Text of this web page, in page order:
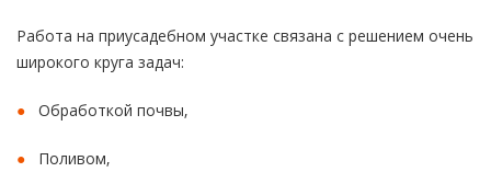
Работа на приусадебном участке связана с решением очень
широкого круга задач:
Обработкой почвы,
Поливом,